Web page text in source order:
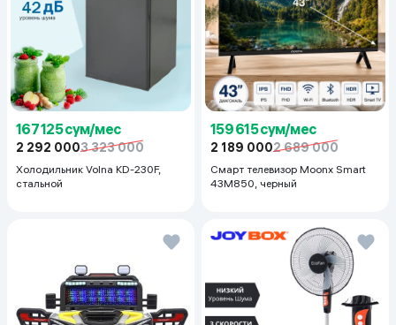
167 125 сум/мес
2 292 0003 323 000
Холодильник Volna KD-230F,
стальной
159 615 сум/мес
2 189 0002 689 000
Смарт телевизор Moonx Smart
43M850, черный